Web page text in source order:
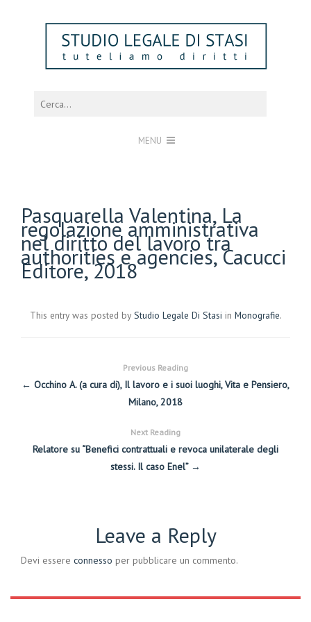
MENU
Pasquarella Valentina, La
regolazione amministrativa
nel diritto del lavoro tra
authorities e agencies, Cacucci
Editore, 2018
This entry was posted by Studio Legale Di Stasi in Monografie.
Previous Reading
← Occhino A. (a cura di), Il lavoro e i suoi luoghi, Vita e Pensiero,
Milano, 2018
Next Reading
Relatore su “Benefici contrattuali e revoca unilaterale degli
stessi. Il caso Enel” →
Leave a Reply
Devi essere connesso per pubblicare un commento.